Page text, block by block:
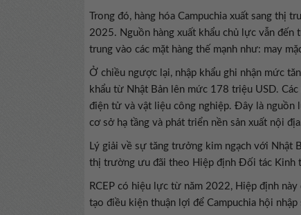
Trong đó, hàng hóa Campuchia xuất sang thị
2025. Nguồn hàng xuất khẩu chủ lực vẫn đến
trung vào các mặt hàng thế mạnh như: may
Ở chiều ngược lại, nhập khẩu ghi nhận mức
khẩu từ Nhật Bản lên mức 178 triệu USD.
điện tử và vật liệu công nghiệp. Đây là nguồn
cơ sở hạ tầng và phát triển nền sản xuất nội
Lý giải về sự tăng trưởng kim ngạch với Nhật
thị trường ưu đãi theo Hiệp định Đối tác Kinh
RCEP có hiệu lực từ năm 2022, Hiệp định
tạo điều kiện thuận lợi để Campuchia hội